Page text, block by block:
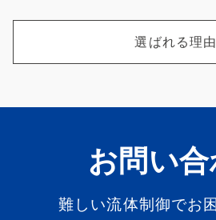
選ばれる理由
お問い
難しい流体制御でお